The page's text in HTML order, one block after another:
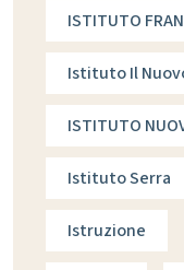
ISTITUTO
Istituto Il
ISTITUTO
Istituto Serra
Istruzione